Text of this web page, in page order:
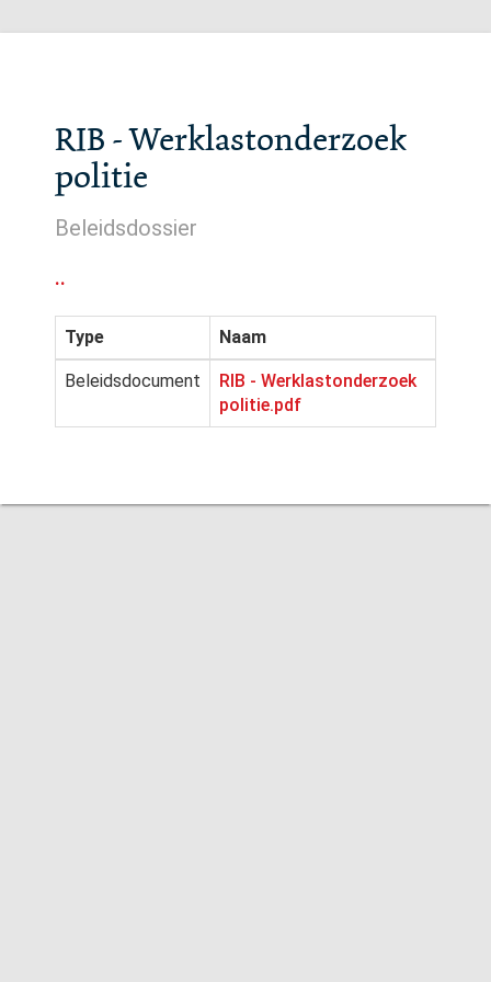
RIB - Werklastonderzoek
politie
Beleidsdossier
..
Type Naam
Beleidsdocument
RIB - Werklastonderzoek
politie.pdf